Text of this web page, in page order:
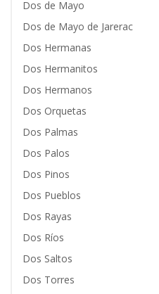
Dos de Mayo
Dos de Mayo de Jarerac
Dos Hermanas
Dos Hermanitos
Dos Hermanos
Dos Orquetas
Dos Palmas
Dos Palos
Dos Pinos
Dos Pueblos
Dos Rayas
Dos Ríos
Dos Saltos
Dos Torres